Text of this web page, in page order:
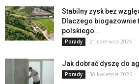
Stabilny zysk bez
Dlaczego biogazownie
polskiego...
Porady 21 czerwca 2026
Jak dobrać dyszę do
Porady 30 kwietnia 2026